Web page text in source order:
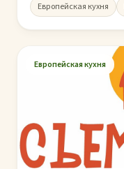
Европейская кухня
Европейская кухня